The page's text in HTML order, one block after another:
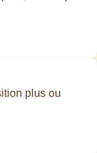
plus ou